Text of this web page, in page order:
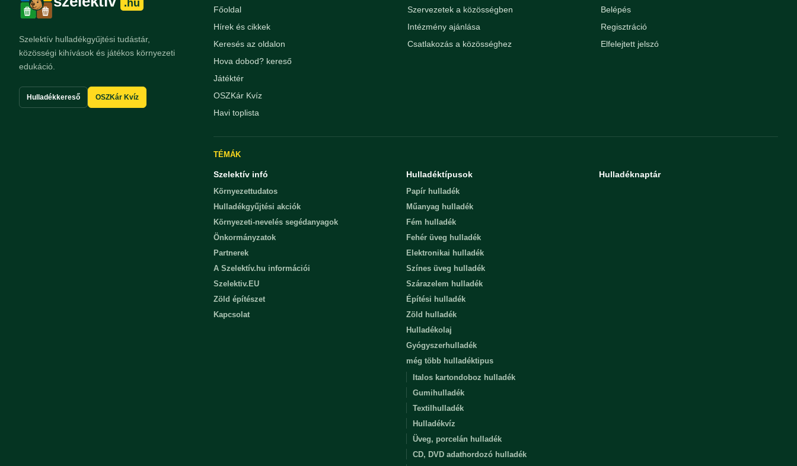
.hu
Szelektív hulladékgyűjtési tudástár,
közösségi kihívások és játékos környezeti
edukáció.
Hulladékkereső OSZKár Kvíz
Főoldal
Hírek és cikkek
Keresés az oldalon
Hova dobod? kereső
Játéktér
OSZKár Kvíz
Havi toplista
Szervezetek a közösségben
Intézmény ajánlása
Csatlakozás a közösséghez
Belépés
Regisztráció
Elfelejtett jelszó
TÉMÁK
Szelektív infó
Környezettudatos
Hulladékgyűjtési akciók
Környezeti-nevelés segédanyagok
Önkormányzatok
Partnerek
A Szelektív.hu információi
Szelektiv.EU
Zöld építészet
Kapcsolat
Hulladéktípusok
Papír hulladék
Műanyag hulladék
Fém hulladék
Fehér üveg hulladék
Elektronikai hulladék
Színes üveg hulladék
Szárazelem hulladék
Építési hulladék
Zöld hulladék
Hulladékolaj
Gyógyszerhulladék
még több hulladéktipus
Italos kartondoboz hulladék
Gumihulladék
Textilhulladék
Hulladékvíz
Üveg, porcelán hulladék
CD, DVD adathordozó hulladék
Hulladéknaptár